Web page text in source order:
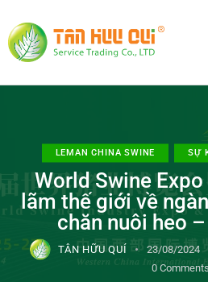
LEMAN CHINA SWINE SỰ
World Swine
lãm thế giới về
chăn nuôi heo
TÂN HỮU QUÍ 23/08/2024
0 Comments